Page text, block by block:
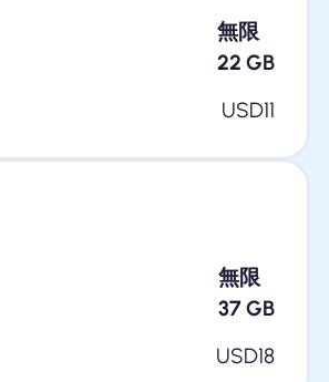
無限
22 GB
USD11
無限
37 GB
USD18